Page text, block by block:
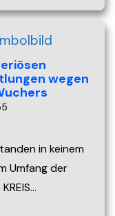
wegen
in keinem
Umfang der